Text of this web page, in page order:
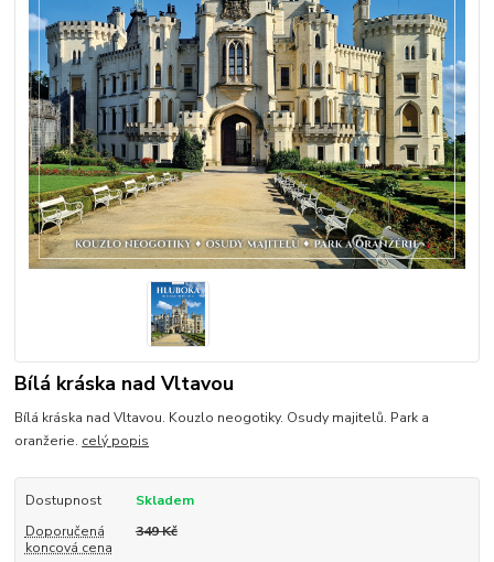
Bílá kráska nad Vltavou
Bílá kráska nad Vltavou. Kouzlo neogotiky. Osudy majitelů. Park a
oranžerie. celý popis
Dostupnost
Skladem
Doporučená
koncová cena
349 Kč